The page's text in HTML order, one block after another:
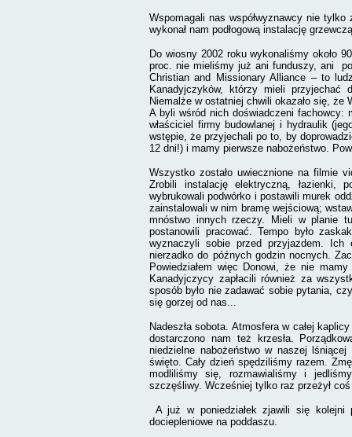
Wspomagali nas współwyznawcy nie
wykonał nam podłogową instalację
Do wiosny 2002 roku wykonaliśmy około
proc. nie mieliśmy już ani funduszy, ani
Christian and Missionary Alliance – to
Kanadyjczyków, którzy mieli przyjechać
Niemalże w ostatniej chwili okazało się,
A byli wśród nich doświadczeni fachowcy:
właściciel firmy budowlanej i hydraulik
wstępie, że przyjechali po to, by
12 dni!) i mamy pierwsze nabożeństwo.
Wszystko zostało uwiecznione na filmie
Zrobili instalację elektryczną, łazienki,
wybrukowali podwórko i postawili murek
zainstalowali w nim bramę wejściową;
mnóstwo innych rzeczy. Mieli w planie
postanowili pracować. Tempo było
wyznaczyli sobie przed przyjazdem.
nierzadko do późnych godzin nocnych.
Powiedziałem więc Donowi, że nie
Kanadyjczycy zapłacili również za
sposób było nie zadawać sobie pytania,
się gorzej od nas...
Nadeszła sobota. Atmosfera w całej
dostarczono nam też krzesła.
niedzielne nabożeństwo w naszej
święto. Cały dzień spędziliśmy razem.
modliliśmy się, rozmawialiśmy i
szczęśliwy. Wcześniej tylko raz przeżył
A już w poniedziałek zjawili się kolejni
dociepleniowe na poddaszu.